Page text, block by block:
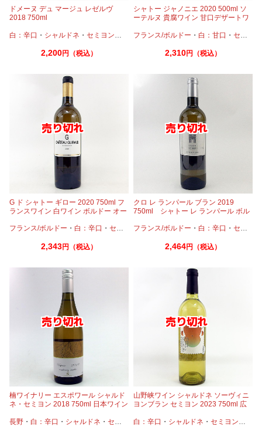
ドメーヌ デュ マージュ レゼルヴ
2018 750ml
白：辛口 ・ シャルドネ ・ セミヨン ソーヴィニオンブラン
2,200円（税込）
シャトー ジャノニエ 2020 500ml ソ
ーテルヌ 貴腐ワイン 甘口デザートワ
フランス/ボルドー ・ 白：甘口 ・セミヨン
2,310円（税込）
G ド シャトー ギロー 2020 750ml フ
ランスワイン 白ワイン ボルドー オー
フランス/ボルドー ・ 白：辛口 ・ セミヨン ・ソーヴィニオンブラン
2,343円（税込）
クロ レ ランパール ブラン 2019
750ml シャトー レ ランパール ボル
フランス/ボルドー ・ 白：辛口 ・セミヨン
2,464円（税込）
楠ワイナリー エスポワール シャルド
ネ・セミヨン 2018 750ml 日本ワイン
長野 ・ 白：辛口 ・ シャルドネ ・ セミヨン
山野峡ワイン シャルドネ ソーヴィニ
ヨンブラン セミヨン 2023 750ml 広
白：辛口 ・ シャルドネ ・セミヨン